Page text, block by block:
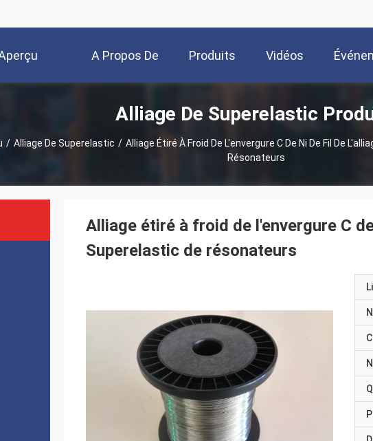
A Propos De
Nous
Produits Vidéos
Alliage De Superelastic
/ Alliage De Superelastic / Alliage Étiré À Froid De L'envergure C De Ni De Fil De
Résonateurs
Alliage étiré à froid de l'envergure C
Superelastic de résonateurs